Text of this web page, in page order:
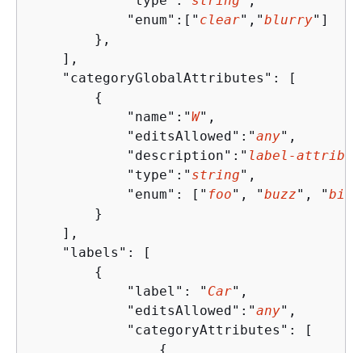
            "enum":["
clear","blurry"]
        },
    ],
    "categoryGlobalAttributes": [
{
            "name":"
W",
            "editsAllowed":"
any",
            "description":"
label-
            "type":"
string",
            "enum": ["
foo", "buzz", "biz
        }
    ],
    "labels": [
{
            "label": "
Car",
            "editsAllowed":"
any",
            "categoryAttributes": [
{